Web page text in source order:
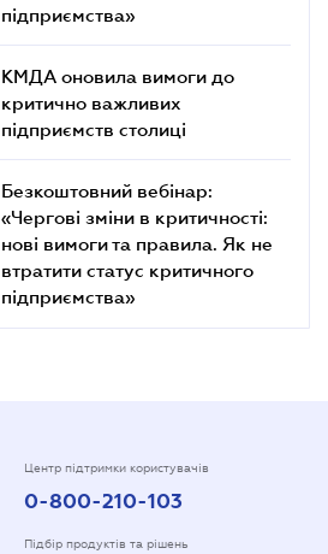
підприємства»
КМДА оновила вимоги до
критично важливих
підприємств столиці
Безкоштовний вебінар:
«Чергові зміни в критичності:
нові вимоги та правила. Як не
втратити статус критичного
підприємства»
Центр підтримки користувачів
0-800-210-103
Підбір продуктів та рішень